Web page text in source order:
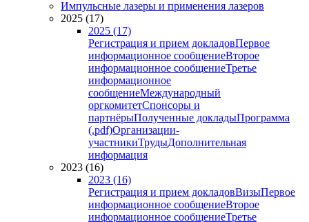
Импульсные лазеры и применения лазеров
2025 (17)
2025 (17)
Регистрация и прием докладовПервое
информационное сообщениеВторое
информационное сообщениеТретье
информационное
сообщениеМеждународный
оргкомитетСпонсоры и
партнёрыПолученные докладыПрограмма
(.pdf)Организации-
участникиТрудыДополнительная
информация
2023 (16)
2023 (16)
Регистрация и прием докладовВизыПервое
информационное сообщениеВторое
информационное сообщениеТретье